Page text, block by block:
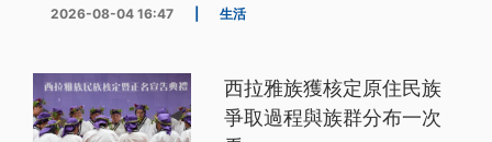
2026-08-04 16:47 生活
西拉雅族獲核定原住民族
爭取過程與族群分布一次